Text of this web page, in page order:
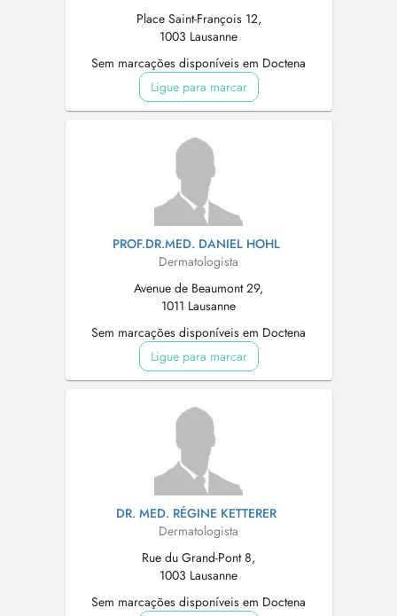
Place Saint-François 12,
1003 Lausanne
Sem marcações disponíveis em Doctena
Ligue para marcar
PROF.DR.MED. DANIEL HOHL
Dermatologista
Avenue de Beaumont 29,
1011 Lausanne
Sem marcações disponíveis em Doctena
Ligue para marcar
DR. MED. RÉGINE KETTERER
Dermatologista
Rue du Grand-Pont 8,
1003 Lausanne
Sem marcações disponíveis em Doctena